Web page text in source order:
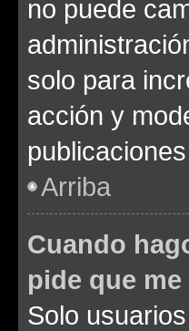
no puede
solo para
acción y
Arriba
Cuando
pide que
Solo